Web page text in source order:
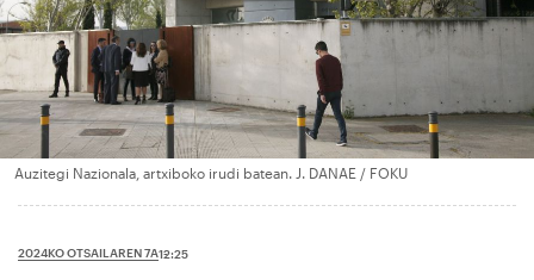
Auzitegi Nazionala, artxiboko irudi batean. J. DANAE / FOKU
2024KO OTSAILAREN 7A12:25